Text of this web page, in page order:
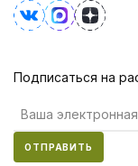
Подписаться на
ОТПРАВИТЬ